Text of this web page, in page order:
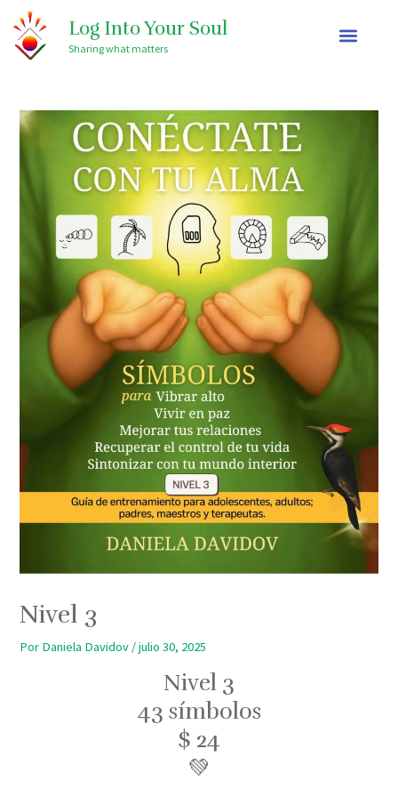
contenido
Log Into Your Soul
Sharing what matters
Nivel 3
Por Daniela Davidov /julio 30, 2025
Nivel 3
43 símbolos
$ 24
💚